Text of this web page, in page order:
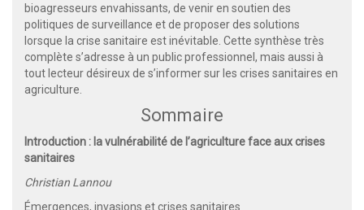
bioagresseurs envahissants, de venir en soutien des
politiques de surveillance et de proposer des solutions
lorsque la crise sanitaire est inévitable. Cette synthèse très
complète s’adresse à un public professionnel, mais aussi à
tout lecteur désireux de s’informer sur les crises sanitaires en
agriculture.
Sommaire
Introduction : la vulnérabilité de l’agriculture face aux crises
sanitaires
Christian Lannou
Émergences, invasions et crises sanitaires